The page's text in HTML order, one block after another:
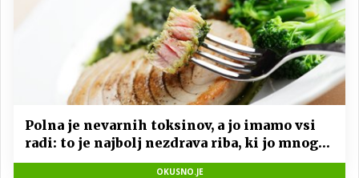
Polna je nevarnih toksinov, a jo imamo vsi
radi: to je najbolj nezdrava riba, ki jo mnogi
redno uživajo
OKUSNO.JE